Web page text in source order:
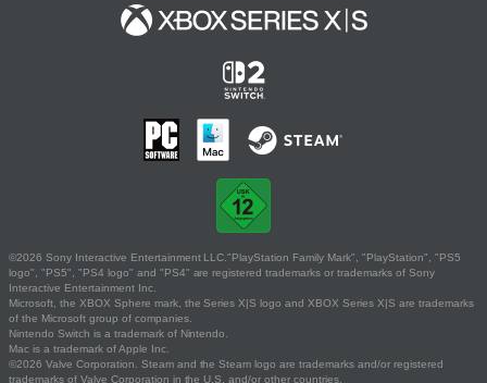
©2026 Sony Interactive Entertainment LLC."PlayStation Family Mark", "PlayStation", "PS5
logo", "PS5", "PS4 logo" and "PS4" are registered trademarks or trademarks of Sony
Interactive Entertainment Inc.
Microsoft, the XBOX Sphere mark, the Series X|S logo and XBOX Series X|S are trademarks
of the Microsoft group of companies.
Nintendo Switch is a trademark of Nintendo.
Mac is a trademark of Apple Inc.
©2026 Valve Corporation. Steam and the Steam logo are trademarks and/or registered
trademarks of Valve Corporation in the U.S. and/or other countries.